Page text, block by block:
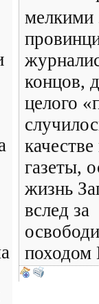
мелкими
концов,
целого
газеты,
жизнь
вслед за